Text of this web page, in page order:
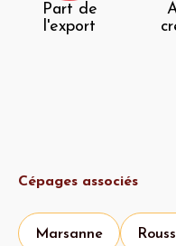
Part de
l'export
Cépages associés
Marsanne